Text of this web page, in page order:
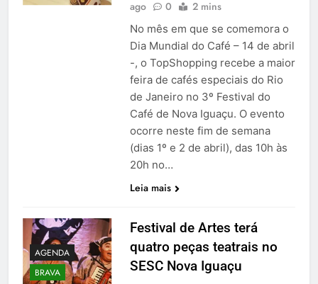
ago 0 2 mins
No mês em que se comemora o
Dia Mundial do Café – 14 de abril
-, o TopShopping recebe a maior
feira de cafés especiais do Rio
de Janeiro no 3º Festival do
Café de Nova Iguaçu. O evento
ocorre neste fim de semana
(dias 1º e 2 de abril), das 10h às
20h no…
Leia mais
AGENDA
BRAVA
Festival de Artes terá
quatro peças teatrais no
SESC Nova Iguaçu